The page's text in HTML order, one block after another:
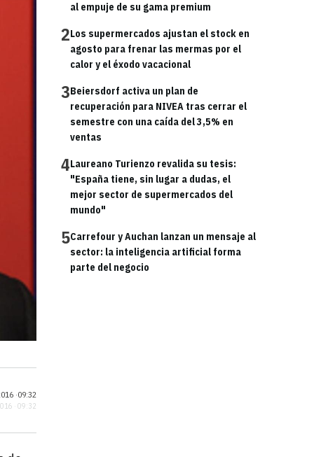
al empuje de su gama premium
2Los supermercados ajustan el stock en
agosto para frenar las mermas por el
calor y el éxodo vacacional
3Beiersdorf activa un plan de
recuperación para NIVEA tras cerrar el
semestre con una caída del 3,5% en
ventas
4Laureano Turienzo revalida su tesis:
"España tiene, sin lugar a dudas, el
mejor sector de supermercados del
mundo"
5Carrefour y Auchan lanzan un mensaje al
sector: la inteligencia artificial forma
parte del negocio
·09:32
· 09:32